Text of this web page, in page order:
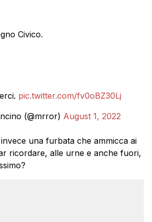
Civico.
pic.twitter.com/fv0oBZ30Lj
(@mrror) August 1, 2022
una furbata che ammicca ai
ricordare, alle urne e anche fuori,